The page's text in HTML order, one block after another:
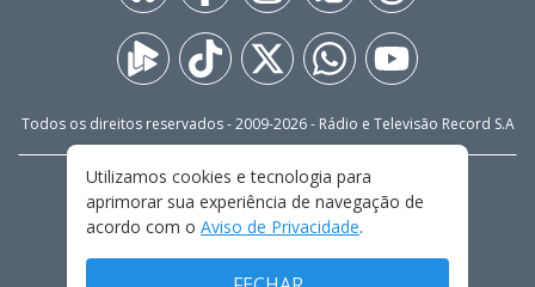
Todos os direitos reservados - 2009-2026- Rádio e Televisão Record S.A
FALE CONOSCO
PRIVACIDADE
TERMOS E CONDIÇÕES DE USO
Utilizamos cookies e tecnologia para
aprimorar sua experiência de navegação de
acordo com o Aviso de Privacidade.